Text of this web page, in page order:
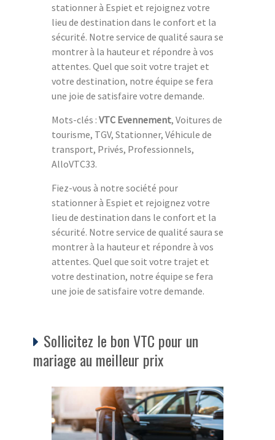
stationner à Espiet et rejoignez votre
lieu de destination dans le confort et la
sécurité. Notre service de qualité saura se
montrer à la hauteur et répondre à vos
attentes. Quel que soit votre trajet et
votre destination, notre équipe se fera
une joie de satisfaire votre demande.
Mots-clés : VTC Evennement, Voitures de
tourisme, TGV, Stationner, Véhicule de
transport, Privés, Professionnels,
AlloVTC33.
Fiez-vous à notre société pour
stationner à Espiet et rejoignez votre
lieu de destination dans le confort et la
sécurité. Notre service de qualité saura se
montrer à la hauteur et répondre à vos
attentes. Quel que soit votre trajet et
votre destination, notre équipe se fera
une joie de satisfaire votre demande.
Sollicitez le bon VTC pour un
mariage au meilleur prix